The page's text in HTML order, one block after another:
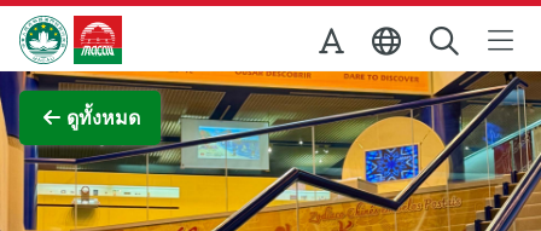
Skip to Main Content
สำนักงานการท่องเที่ยวของรัฐบาลมาเก๊า
ดูทั้งหมด
ภาพขยาย